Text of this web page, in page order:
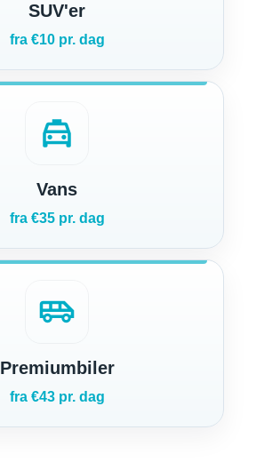
SUV'er
fra €10 pr. dag
local_taxi
Vans
fra €35 pr. dag
airport_shuttle
Premiumbiler
fra €43 pr. dag